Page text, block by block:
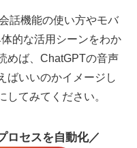
話機能の使い方やモバ
的な活用シーンをわか
めば、ChatGPTの音声
ばいいのかイメージし
てみてください。
ロセスを自動化／